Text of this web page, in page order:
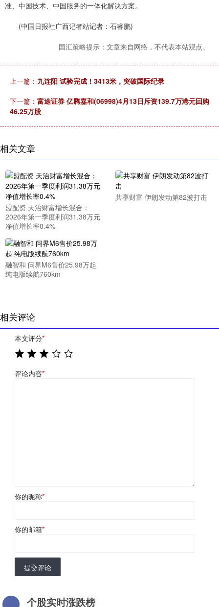
准、中国技术、中国服务的一体化解决方案。
(中国日报社广西记者站记者：石睿鹏)
国汇策略提示：文章来自网络，不代表本站观点。
上一篇： 九连阳 试验完成！3413米，突破国际纪录
下一篇： 富途证券 亿腾嘉和(06998)4月13日斥资139.7万港元回购
46.25万股
相关文章
盟配资 天治财富增长混合：
2026年第一季度利润31.38万元
净值增长率0.4%
共享财富 伊朗发动第82波打击
融智和 问界M6售价25.98万起
纯电版续航760km
相关评论
本文评分*
评论内容*
你的昵称*
你的邮箱*
提交评论
个股实时涨跌榜